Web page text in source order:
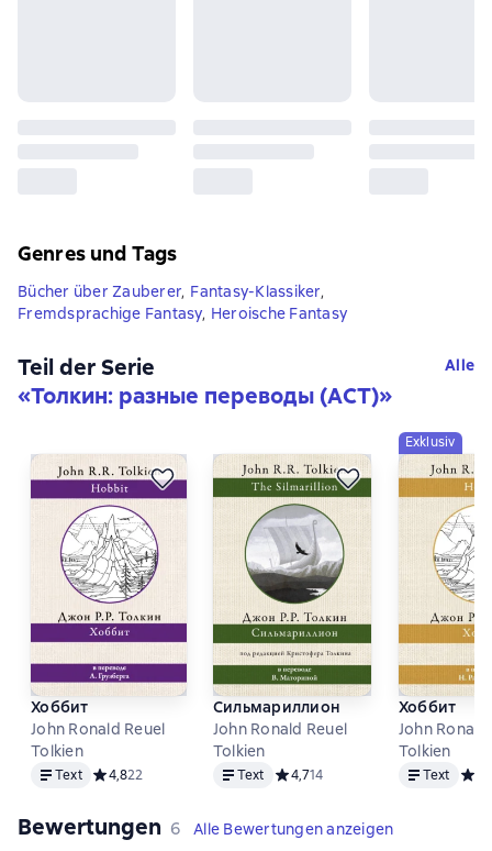
Genres und Tags
Bücher über Zauberer, Fantasy-Klassiker,
Fremdsprachige Fantasy, Heroische Fantasy
Teil der Serie
«Толкин: разные переводы (АСТ)»
Alle
Хоббит
John Ronald Reuel
Tolkien
TextText Средний рейтинг 4,8 на основе 22 оценок
4,822
Сильмариллион
John Ronald Reuel
Tolkien
TextText Средний рейтинг 4,7 на основе
4,714
Exklusiv
Хоббит
John Ronald
Tolkien
TextText
Bewertungen 6 Bewertungen
6
Alle Bewertungen anzeigen